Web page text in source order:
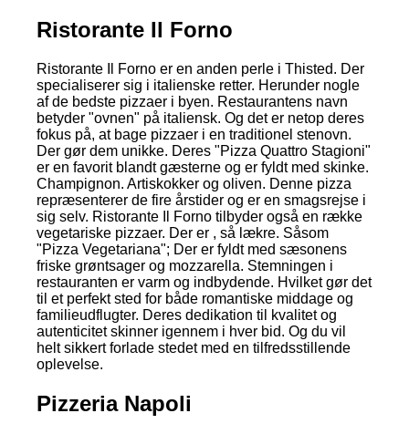
Ristorante Il Forno
Ristorante Il Forno er en anden perle i Thisted. Der
specialiserer sig i italienske retter. Herunder nogle
af de bedste pizzaer i byen. Restaurantens navn
betyder "ovnen" på italiensk. Og det er netop deres
fokus på, at bage pizzaer i en traditionel stenovn.
Der gør dem unikke. Deres "Pizza Quattro Stagioni"
er en favorit blandt gæsterne og er fyldt med skinke.
Champignon. Artiskokker og oliven. Denne pizza
repræsenterer de fire årstider og er en smagsrejse i
sig selv. Ristorante Il Forno tilbyder også en række
vegetariske pizzaer. Der er , så lækre. Såsom
"Pizza Vegetariana"; Der er fyldt med sæsonens
friske grøntsager og mozzarella. Stemningen i
restauranten er varm og indbydende. Hvilket gør det
til et perfekt sted for både romantiske middage og
familieudflugter. Deres dedikation til kvalitet og
autenticitet skinner igennem i hver bid. Og du vil
helt sikkert forlade stedet med en tilfredsstillende
oplevelse.
Pizzeria Napoli